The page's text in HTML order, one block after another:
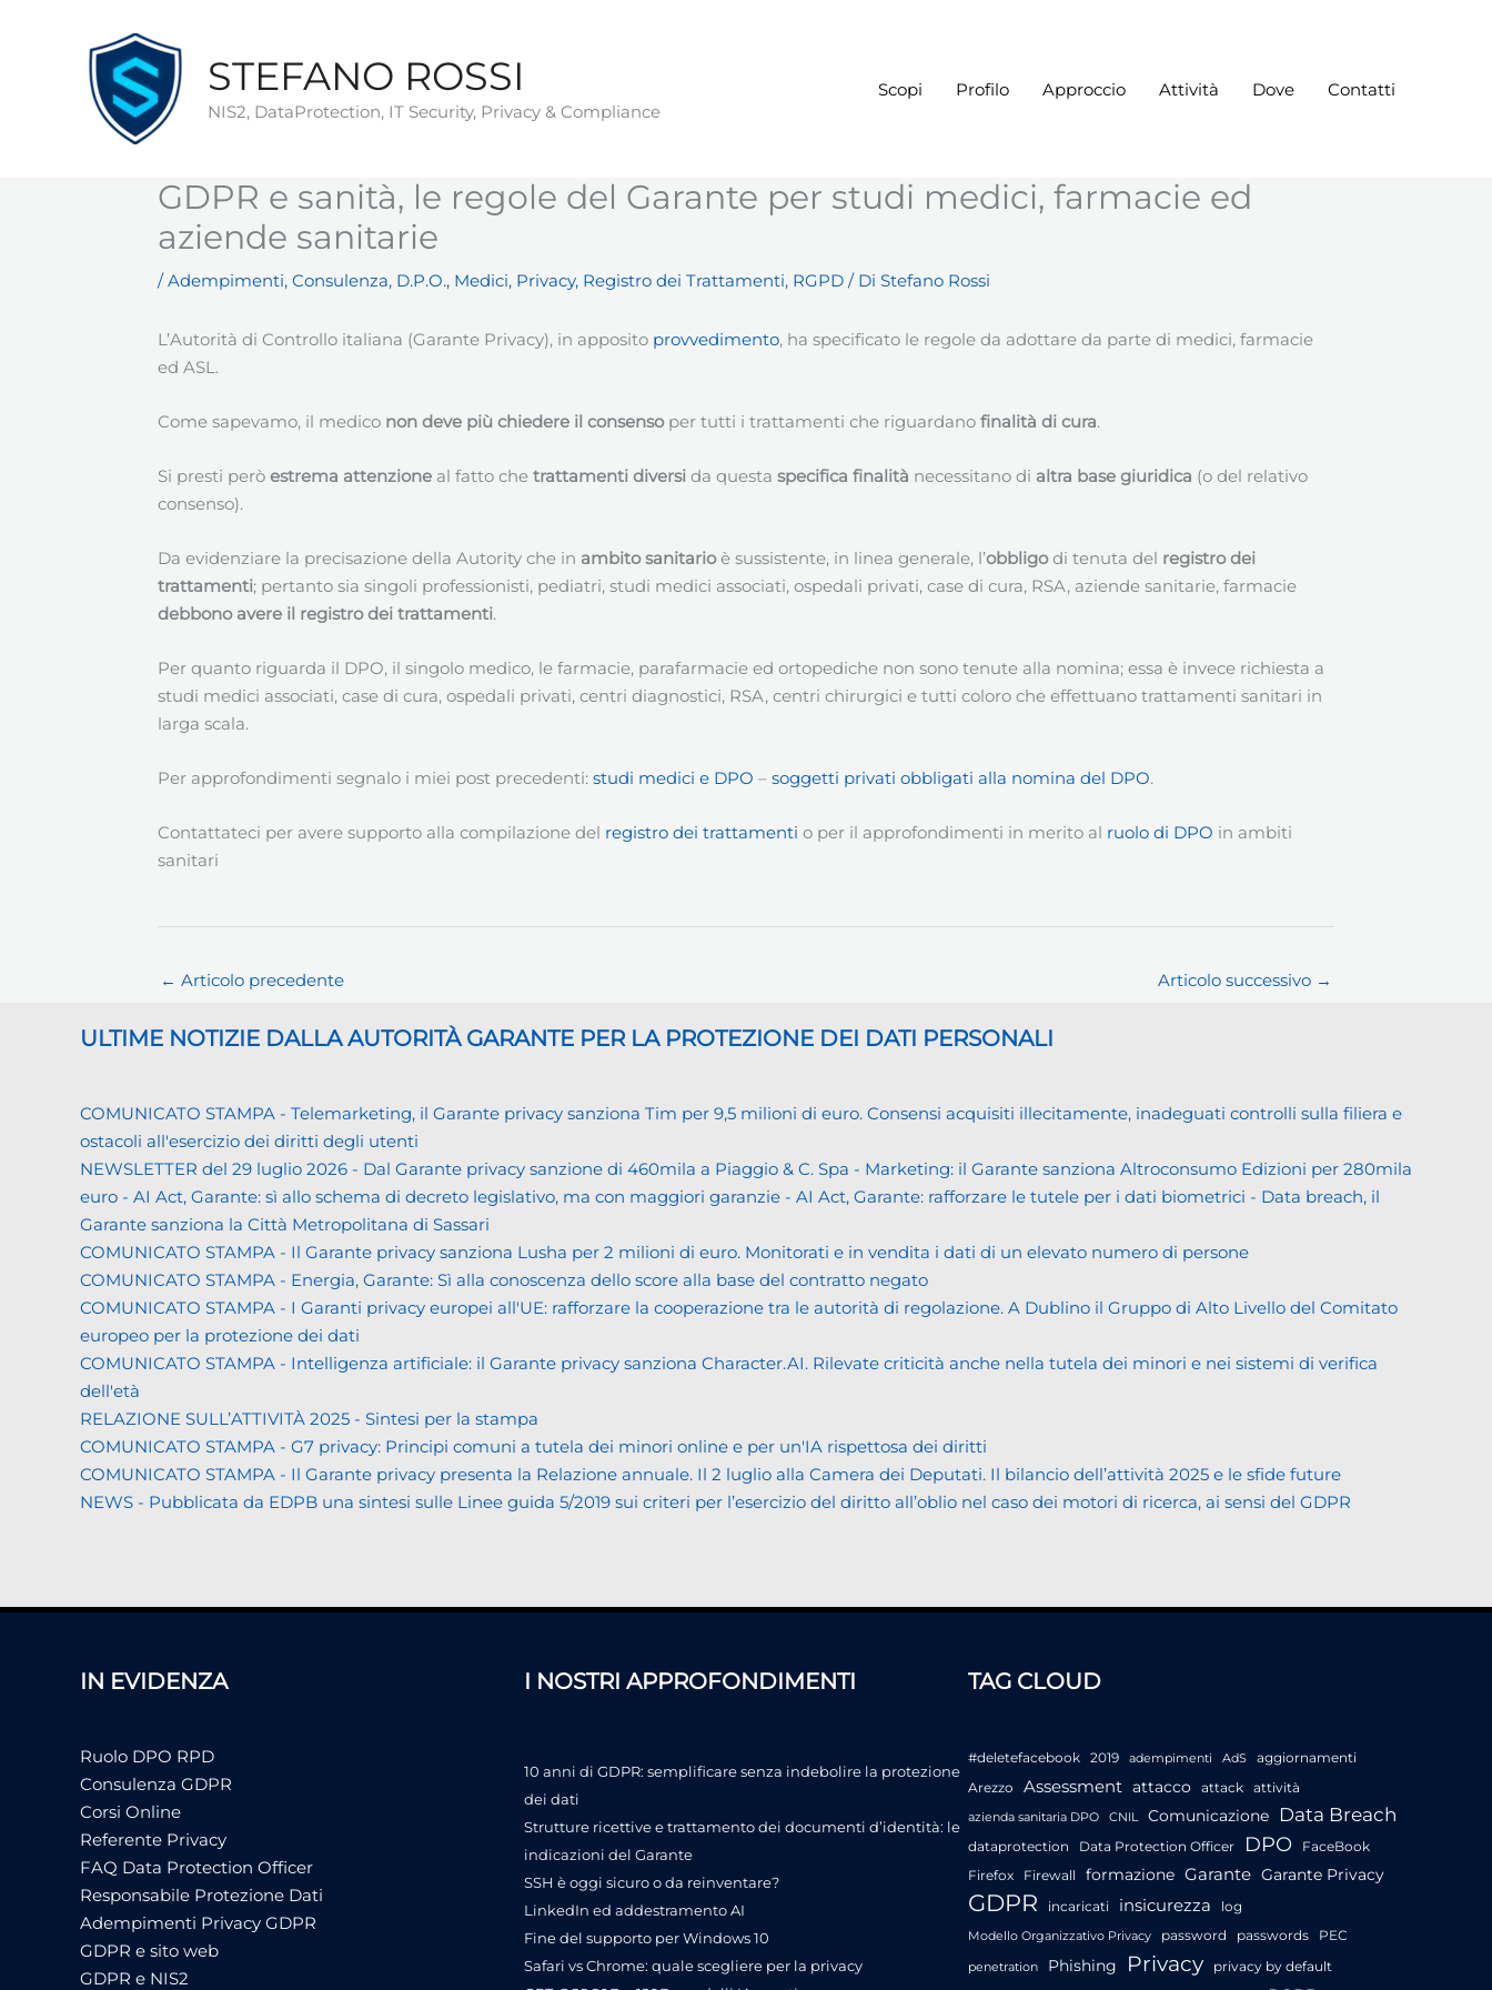
STEFANO ROSSI
NIS2, DataProtection, IT Security, Privacy & Compliance
Scopi Profilo Approccio Attività Dove Contatti
GDPR e sanità, le regole del Garante per studi medici, farmacie ed
aziende sanitarie
/Adempimenti, Consulenza, D.P.O., Medici, Privacy, Registro dei Trattamenti, RGPD / Di Stefano Rossi
L’Autorità di Controllo italiana (Garante Privacy), in apposito provvedimento, ha specificato le regole da adottare da parte di medici, farmacie
ed ASL.
Come sapevamo, il medico non deve più chiedere il consensoper tutti i trattamenti che riguardano finalità di cura.
Si presti però estrema attenzione al fatto che trattamenti diversi da questa specifica finalità necessitano di altra base giuridica (o del relativo
consenso).
Da evidenziare la precisazione della Autority che in ambito sanitarioè sussistente, in linea generale, l’obbligodi tenuta del registro dei
trattamenti; pertanto sia singoli professionisti, pediatri, studi medici associati, ospedali privati, case di cura, RSA, aziende sanitarie, farmacie
debbono avere il registro dei trattamenti.
Per quanto riguarda il DPO, il singolo medico, le farmacie, parafarmacie ed ortopediche non sono tenute alla nomina; essa è invece richiesta a
studi medici associati, case di cura, ospedali privati, centri diagnostici, RSA, centri chirurgici e tutti coloro che effettuano trattamenti sanitari in
larga scala.
Per approfondimenti segnalo i miei post precedenti: studi medici e DPO – soggetti privati obbligati alla nomina del DPO.
Contattateci per avere supporto alla compilazione del registro dei trattamenti o per il approfondimenti in merito al ruolo di DPO in ambiti
sanitari
← Articolo precedente Articolo successivo →
ULTIME NOTIZIE DALLA AUTORITÀ GARANTE PER LA PROTEZIONE DEI DATI PERSONALI
COMUNICATO STAMPA - Telemarketing, il Garante privacy sanziona Tim per 9,5 milioni di euro. Consensi acquisiti illecitamente, inadeguati controlli sulla filiera e
ostacoli all'esercizio dei diritti degli utenti
NEWSLETTER del 29 luglio 2026 - Dal Garante privacy sanzione di 460mila a Piaggio & C. Spa - Marketing: il Garante sanziona Altroconsumo Edizioni per 280mila
euro - AI Act, Garante: sì allo schema di decreto legislativo, ma con maggiori garanzie - AI Act, Garante: rafforzare le tutele per i dati biometrici - Data breach, il
Garante sanziona la Città Metropolitana di Sassari
COMUNICATO STAMPA - Il Garante privacy sanziona Lusha per 2 milioni di euro. Monitorati e in vendita i dati di un elevato numero di persone
COMUNICATO STAMPA - Energia, Garante: Sì alla conoscenza dello score alla base del contratto negato
COMUNICATO STAMPA - I Garanti privacy europei all'UE: rafforzare la cooperazione tra le autorità di regolazione. A Dublino il Gruppo di Alto Livello del Comitato
europeo per la protezione dei dati
COMUNICATO STAMPA - Intelligenza artificiale: il Garante privacy sanziona Character.AI. Rilevate criticità anche nella tutela dei minori e nei sistemi di verifica
dell'età
RELAZIONE SULL’ATTIVITÀ 2025 - Sintesi per la stampa
COMUNICATO STAMPA - G7 privacy: Principi comuni a tutela dei minori online e per un'IA rispettosa dei diritti
COMUNICATO STAMPA - Il Garante privacy presenta la Relazione annuale. Il 2 luglio alla Camera dei Deputati. Il bilancio dell’attività 2025 e le sfide future
NEWS - Pubblicata da EDPB una sintesi sulle Linee guida 5/2019 sui criteri per l’esercizio del diritto all’oblio nel caso dei motori di ricerca, ai sensi del GDPR
IN EVIDENZA
Ruolo DPO RPD
Consulenza GDPR
Corsi Online
Referente Privacy
FAQ Data Protection Officer
Responsabile Protezione Dati
Adempimenti Privacy GDPR
GDPR e sito web
GDPR e NIS2
I NOSTRI APPROFONDIMENTI
10 anni di GDPR: semplificare senza indebolire la protezione
dei dati
Strutture ricettive e trattamento dei documenti d’identità: le
indicazioni del Garante
SSH è oggi sicuro o da reinventare?
LinkedIn ed addestramento AI
Fine del supporto per Windows 10
Safari vs Chrome: quale scegliere per la privacy
TAG CLOUD
#deletefacebook 2019 adempimenti AdS
aggiornamenti
Arezzo
Assessment attacco attack attività
azienda sanitaria DPO CNIL Comunicazione Data Breach
dataprotection Data Protection Officer DPO
FaceBook
Firefox
Firewall formazione Garante Garante Privacy
GDPR incaricati insicurezza log
Modello Organizzativo Privacy password passwords PEC
penetration Phishing Privacy privacy by default